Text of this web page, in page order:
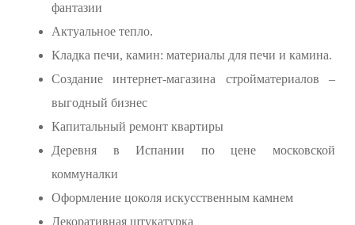
фантазии
Актуальное тепло.
Кладка печи, камин: материалы для печи и камина.
Создание интернет-магазина стройматериалов –
выгодный бизнес
Капитальный ремонт квартиры
Деревня в Испании по цене московской
коммуналки
Оформление цоколя искусственным камнем
Декоративная штукатурка